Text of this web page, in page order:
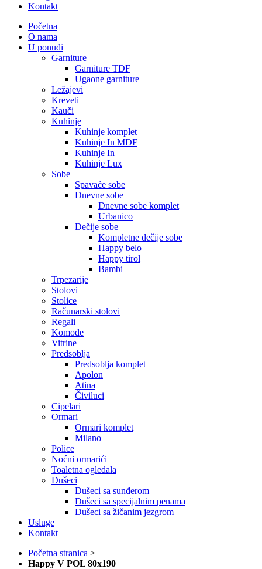
Kontakt
Početna
O nama
U ponudi
Garniture
Garniture TDF
Ugaone garniture
Ležajevi
Kreveti
Kauči
Kuhinje
Kuhinje komplet
Kuhinje In MDF
Kuhinje In
Kuhinje Lux
Sobe
Spavaće sobe
Dnevne sobe
Dnevne sobe komplet
Urbanico
Dečije sobe
Kompletne dečije sobe
Happy belo
Happy tirol
Bambi
Trpezarije
Stolovi
Stolice
Računarski stolovi
Regali
Komode
Vitrine
Predsoblja
Predsoblja komplet
Apolon
Atina
Čiviluci
Cipelari
Ormari
Ormari komplet
Milano
Police
Noćni ormarići
Toaletna ogledala
Dušeci
Dušeci sa sunđerom
Dušeci sa specijalnim penama
Dušeci sa žičanim jezgrom
Usluge
Kontakt
Početna stranica >
Happy V POL 80x190